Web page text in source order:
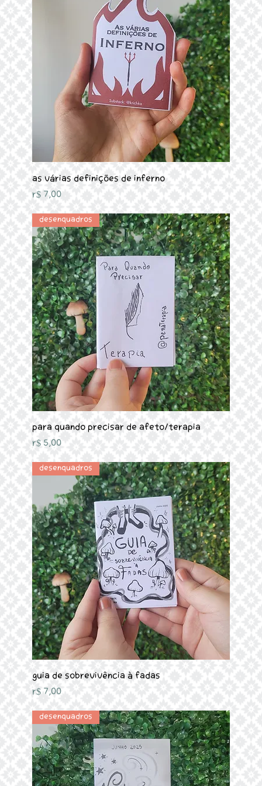
As várias definições de Inferno
Preço
R$ 7,00
Desenquadros
Para quando precisar de Afeto/Terapia
Preço
R$ 5,00
Desenquadros
Guia de sobrevivência à Fadas
Preço
R$ 7,00
Desenquadros